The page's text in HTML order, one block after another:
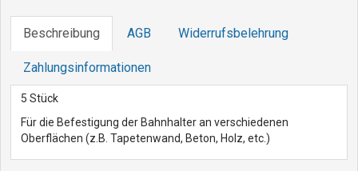
Beschreibung AGB Widerrufsbelehrung
Zahlungsinformationen
5 Stück
Für die Befestigung der Bahnhalter an verschiedenen
Oberflächen (z.B. Tapetenwand, Beton, Holz, etc.)